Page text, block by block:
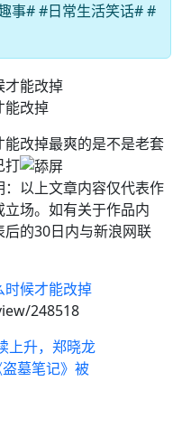
事# #日常生活笑话# #
能改掉
改掉最爽的是不是老套
打
以上文章内容仅代表作
场。如有关于作品内
的30日内与新浪网联
时候才能改掉
248518
上升，郑晓龙
墓笔记》被